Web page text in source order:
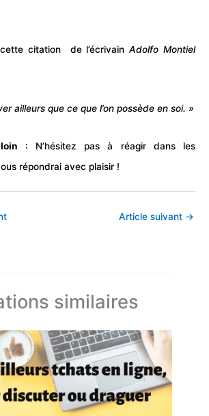
citation de l’écrivainAdolfo Montiel
ailleurs que ce que l’on possède en soi. »
: N’hésitez pas à réagir dans les
répondrai avec plaisir !
Article suivant →
similaires